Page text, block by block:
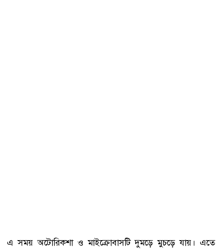
এ সময় অটোরিকশা ও মাইক্রোবাসটি দুমড়ে মুচড়ে যায়। এতে